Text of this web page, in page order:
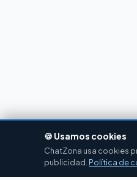
🍪 Usamos cookies
ChatZona usa cookies
publicidad. Política de